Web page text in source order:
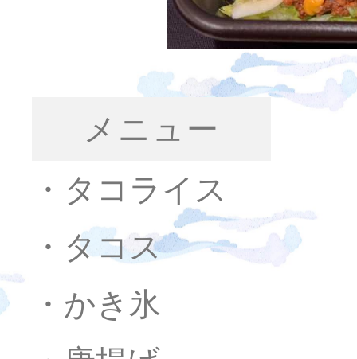
メニュー
・タコライス
・タコス
・かき氷